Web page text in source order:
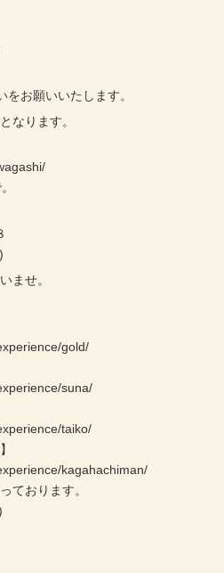
お願いいたします。
なります。
ませ。
gold/
suna/
taiko/
kagahachiman/
ております。